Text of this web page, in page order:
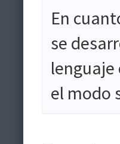
En
se
lenguaje
el modo